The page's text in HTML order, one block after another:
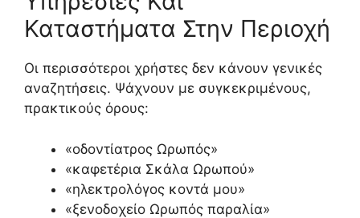
Καταστήματα Στην Περιοχή
Οι περισσότεροι χρήστες δεν κάνουν γενικές
αναζητήσεις. Ψάχνουν με συγκεκριμένους,
πρακτικούς όρους:
«οδοντίατρος Ωρωπός»
«καφετέρια Σκάλα Ωρωπού»
«ηλεκτρολόγος κοντά μου»
«ξενοδοχείο Ωρωπός παραλία»